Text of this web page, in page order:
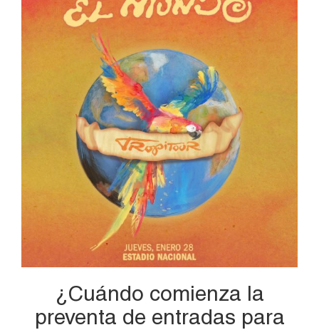
¿Cuándo comienza la
preventa de entradas para